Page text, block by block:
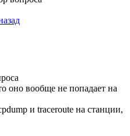
оно вообще не попадает на
и traceroute на станции,